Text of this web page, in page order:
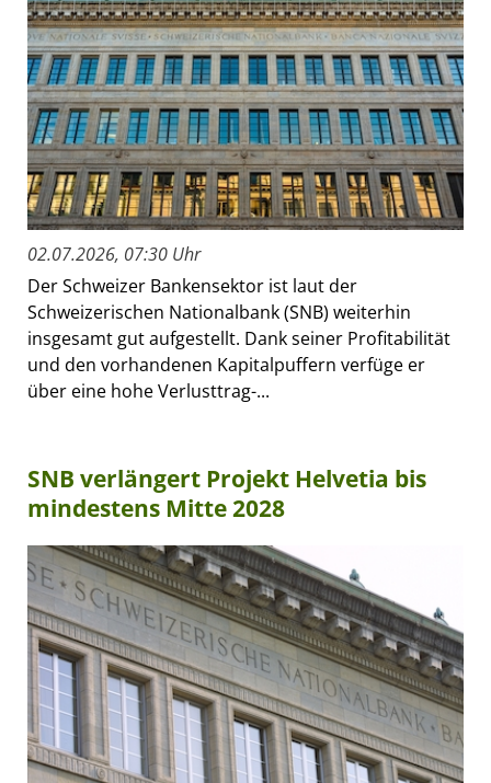
02.07.2026, 07:30 Uhr
Der Schweizer Bankensektor ist laut der
Schweizerischen Nationalbank (SNB) weiterhin
insgesamt gut aufgestellt. Dank seiner Profitabilität
und den vorhandenen Kapitalpuffern verfüge er
über eine hohe Verlusttrag-...
SNB verlängert Projekt Helvetia bis
mindestens Mitte 2028